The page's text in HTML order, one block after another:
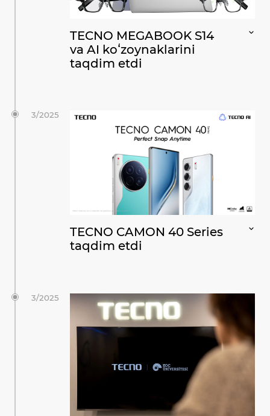
TECNO MEGABOOK S14
va AI koʻzoynaklarini
taqdim etdi
TECNO CAMON 40 Series
taqdim etdi
3/2025
3/2025